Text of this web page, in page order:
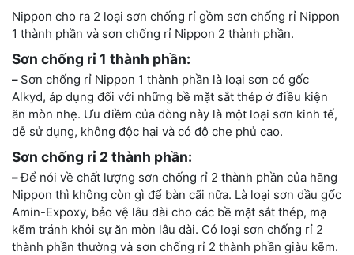
Nippon cho ra 2 loại sơn chống rỉ gồm sơn chống rỉ Nippon
1 thành phần và sơn chống rỉ Nippon 2 thành phần.
Sơn chống rỉ 1 thành phần:
– Sơn chống rỉ Nippon 1 thành phần là loại sơn có gốc
Alkyd, áp dụng đối với những bề mặt sắt thép ở điều kiện
ăn mòn nhẹ. Ưu điềm của dòng này là một loại sơn kinh tế,
dễ sử dụng, không độc hại và có độ che phủ cao.
Sơn chống rỉ 2 thành phần:
–Để nói về chất lượng sơn chống rỉ 2 thành phần của hãng
Nippon thì không còn gì để bàn cãi nữa. Là loại sơn dầu gốc
Amin-Expoxy, bảo vệ lâu dài cho các bề mặt sắt thép, mạ
kẽm tránh khỏi sự ăn mòn lâu dài. Có loại sơn chống rỉ 2
thành phần thường và sơn chống rỉ 2 thành phần giàu kẽm.